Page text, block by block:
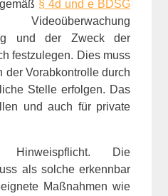
§ 4d und e BDSG
und der Zweck der
festzulegen. Dies muss
der Vorabkontrolle durch
Stelle erfolgen. Das
und auch für private
Die
als solche erkennbar
Maßnahmen wie